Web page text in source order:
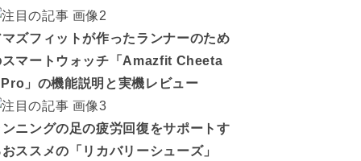
ズフィットが作ったランナーのため
スマートウォッチ「Amazfit Cheeta
」の機能説明と実機レビュー
ニングの足の疲労回復をサポートす
ススメの「リカバリーシューズ」